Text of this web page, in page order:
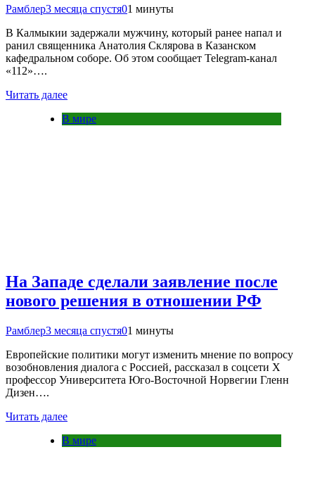
Рамблер3 месяца спустя01 минуты
В Калмыкии задержали мужчину, который ранее напал и
ранил священника Анатолия Склярова в Казанском
кафедральном соборе. Об этом сообщает Telegram-канал
«112»….
Читать далее
В мире
На Западе сделали заявление после
нового решения в отношении РФ
Рамблер3 месяца спустя01 минуты
Европейские политики могут изменить мнение по вопросу
возобновления диалога с Россией, рассказал в соцсети Х
профессор Университета Юго-Восточной Норвегии Гленн
Дизен….
Читать далее
В мире